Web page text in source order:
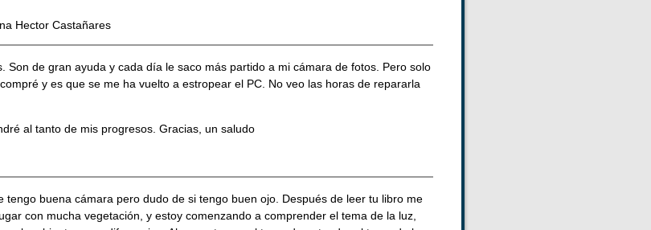
Hector Castañares
Son de gran ayuda y cada día le saco más partido a mi cámara de fotos. Pero solo
y es que se me ha vuelto a estropear el PC. No veo las horas de repararla
al tanto de mis progresos. Gracias, un saludo
tengo buena cámara pero dudo de si tengo buen ojo. Después de leer tu libro me
con mucha vegetación, y estoy comenzando a comprender el tema de la luz,